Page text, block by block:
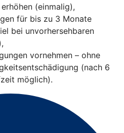
(einmalig),
für bis zu 3 Monate
bei unvorhersehbaren
vornehmen – ohne
(nach 6
möglich).